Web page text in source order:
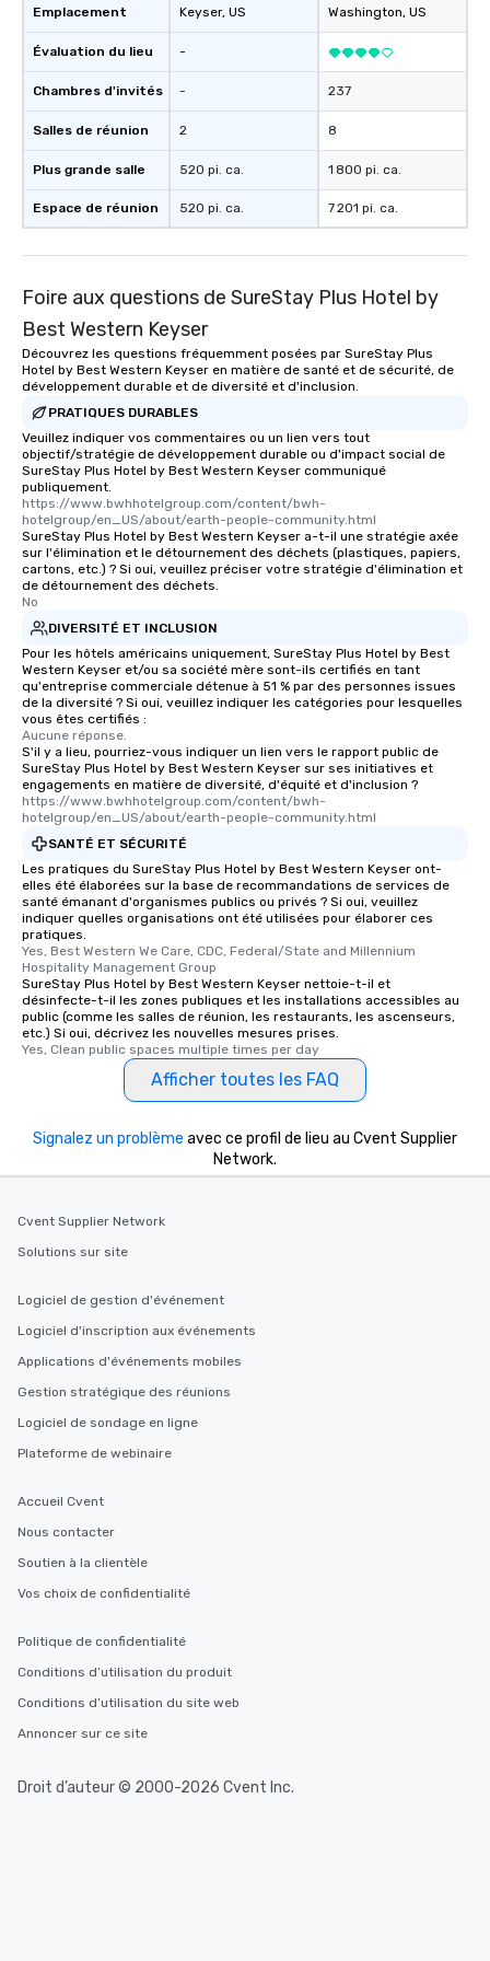
Emplacement
Évaluation du lieu
Chambres d'invités
Salles de réunion
Plus grande salle
Espace de réunion
Keyser, US
-
-
2
520 pi. ca.
520 pi. ca.
Washington, US
237
8
1 800 pi. ca.
7 201 pi. ca.
Foire aux questions de SureStay Plus Hotel by
Best Western Keyser
Découvrez les questions fréquemment posées par SureStay Plus
Hotel by Best Western Keyser en matière de santé et de sécurité, de
développement durable et de diversité et d'inclusion.
PRATIQUES DURABLES
Veuillez indiquer vos commentaires ou un lien vers tout
objectif/stratégie de développement durable ou d'impact social de
SureStay Plus Hotel by Best Western Keyser communiqué
publiquement.
https://www.bwhhotelgroup.com/content/bwh-
hotelgroup/en_US/about/earth-people-community.html
SureStay Plus Hotel by Best Western Keyser a-t-il une stratégie axée
sur l'élimination et le détournement des déchets (plastiques, papiers,
cartons, etc.) ? Si oui, veuillez préciser votre stratégie d'élimination et
de détournement des déchets.
No
DIVERSITÉ ET INCLUSION
Pour les hôtels américains uniquement, SureStay Plus Hotel by Best
Western Keyser et/ou sa société mère sont-ils certifiés en tant
qu'entreprise commerciale détenue à 51 % par des personnes issues
de la diversité ? Si oui, veuillez indiquer les catégories pour lesquelles
vous êtes certifiés :
Aucune réponse.
S'il y a lieu, pourriez-vous indiquer un lien vers le rapport public de
SureStay Plus Hotel by Best Western Keyser sur ses initiatives et
engagements en matière de diversité, d'équité et d'inclusion ?
https://www.bwhhotelgroup.com/content/bwh-
hotelgroup/en_US/about/earth-people-community.html
SANTÉ ET SÉCURITÉ
Les pratiques du SureStay Plus Hotel by Best Western Keyser ont-
elles été élaborées sur la base de recommandations de services de
santé émanant d'organismes publics ou privés ? Si oui, veuillez
indiquer quelles organisations ont été utilisées pour élaborer ces
pratiques.
Yes, Best Western We Care, CDC, Federal/State and Millennium
Hospitality Management Group
SureStay Plus Hotel by Best Western Keyser nettoie-t-il et
désinfecte-t-il les zones publiques et les installations accessibles au
public (comme les salles de réunion, les restaurants, les ascenseurs,
etc.) Si oui, décrivez les nouvelles mesures prises.
Yes, Clean public spaces multiple times per day
Afficher toutes les FAQ
Signalez un problème avec ce profil de lieu au Cvent Supplier
Network.
Cvent Supplier Network
Solutions sur site
Logiciel de gestion d'événement
Logiciel d'inscription aux événements
Applications d'événements mobiles
Gestion stratégique des réunions
Logiciel de sondage en ligne
Plateforme de webinaire
Accueil Cvent
Nous contacter
Soutien à la clientèle
Vos choix de confidentialité
Politique de confidentialité
Conditions d’utilisation du produit
Conditions d’utilisation du site web
Annoncer sur ce site
Droit d’auteur © 2000-2026 Cvent Inc.